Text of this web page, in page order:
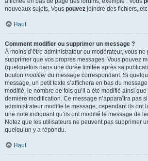
nouveaux sujets, Vous pouvez joindre des fichiers,
Haut
Comment modifier ou supprimer un message ?
À moins d’être administrateur ou modérateur, vous
supprimer que vos propres messages. Vous pouvez
(quelquefois dans une durée limitée après sa
bouton modifierdu message correspondant. Si
message, un petit texte s’affichera en bas du
modifié, le nombre de fois qu’il a été modifié ainsi
dernière modification. Ce message n’apparaîtra pas
administrateur modifie le message, cependant ils ont
une note indiquant qu’ils ont modifié le message de
Notez que les utilisateurs ne peuvent pas supprimer
quelqu’un y a répondu.
Haut